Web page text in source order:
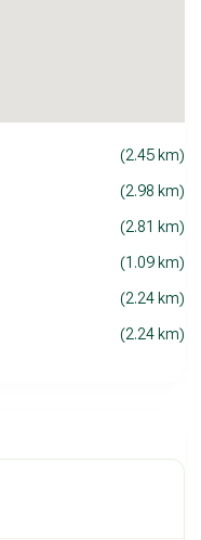
(2.45 km)
(2.98 km)
(2.81 km)
(1.09 km)
(2.24 km)
(2.24 km)